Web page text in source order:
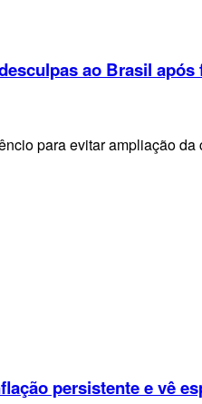
ao Brasil após
para evitar ampliação
persistente e vê